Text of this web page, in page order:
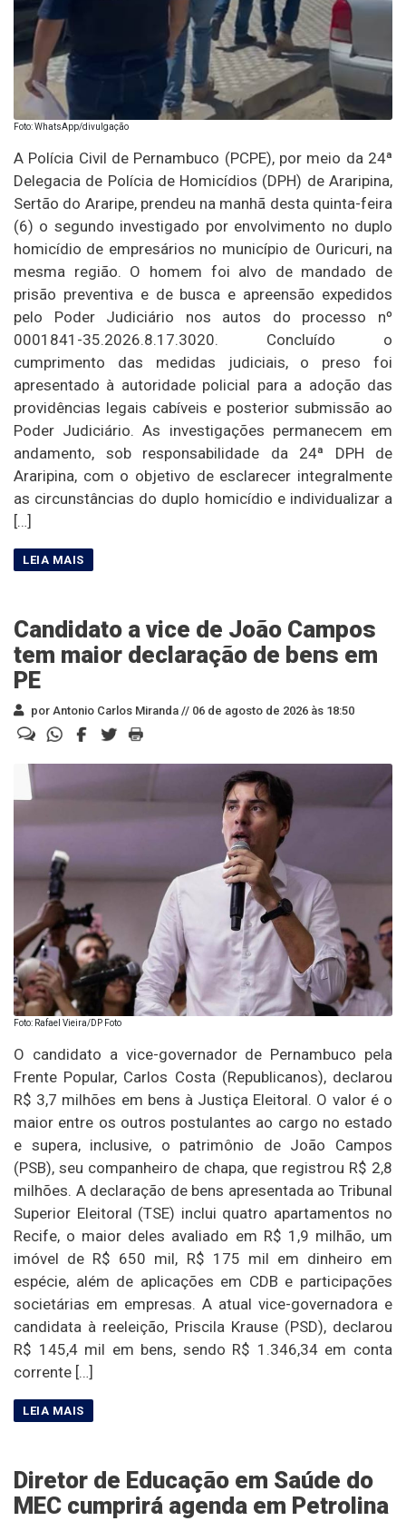
Foto: WhatsApp/divulgação
A Polícia Civil de Pernambuco (PCPE), por meio da 24ª
Delegacia de Polícia de Homicídios (DPH) de Araripina,
Sertão do Araripe, prendeu na manhã desta quinta-feira
(6) o segundo investigado por envolvimento no duplo
homicídio de empresários no município de Ouricuri, na
mesma região. O homem foi alvo de mandado de
prisão preventiva e de busca e apreensão expedidos
pelo Poder Judiciário nos autos do processo nº
0001841-35.2026.8.17.3020. Concluído o
cumprimento das medidas judiciais, o preso foi
apresentado à autoridade policial para a adoção das
providências legais cabíveis e posterior submissão ao
Poder Judiciário. As investigações permanecem em
andamento, sob responsabilidade da 24ª DPH de
Araripina, com o objetivo de esclarecer integralmente
as circunstâncias do duplo homicídio e individualizar a
[…]
Candidato a vice de João Campos
tem maior declaração de bens em
PE
por Antonio Carlos Miranda // 06 de agosto de 2026 às 18:50
Foto: Rafael Vieira/DP Foto
O candidato a vice-governador de Pernambuco pela
Frente Popular, Carlos Costa (Republicanos), declarou
R$ 3,7 milhões em bens à Justiça Eleitoral. O valor é o
maior entre os outros postulantes ao cargo no estado
e supera, inclusive, o patrimônio de João Campos
(PSB), seu companheiro de chapa, que registrou R$ 2,8
milhões. A declaração de bens apresentada ao Tribunal
Superior Eleitoral (TSE) inclui quatro apartamentos no
Recife, o maior deles avaliado em R$ 1,9 milhão, um
imóvel de R$ 650 mil, R$ 175 mil em dinheiro em
espécie, além de aplicações em CDB e participações
societárias em empresas. A atual vice-governadora e
candidata à reeleição, Priscila Krause (PSD), declarou
R$ 145,4 mil em bens, sendo R$ 1.346,34 em conta
corrente […]
Diretor de Educação em Saúde do
MEC cumprirá agenda em Petrolina